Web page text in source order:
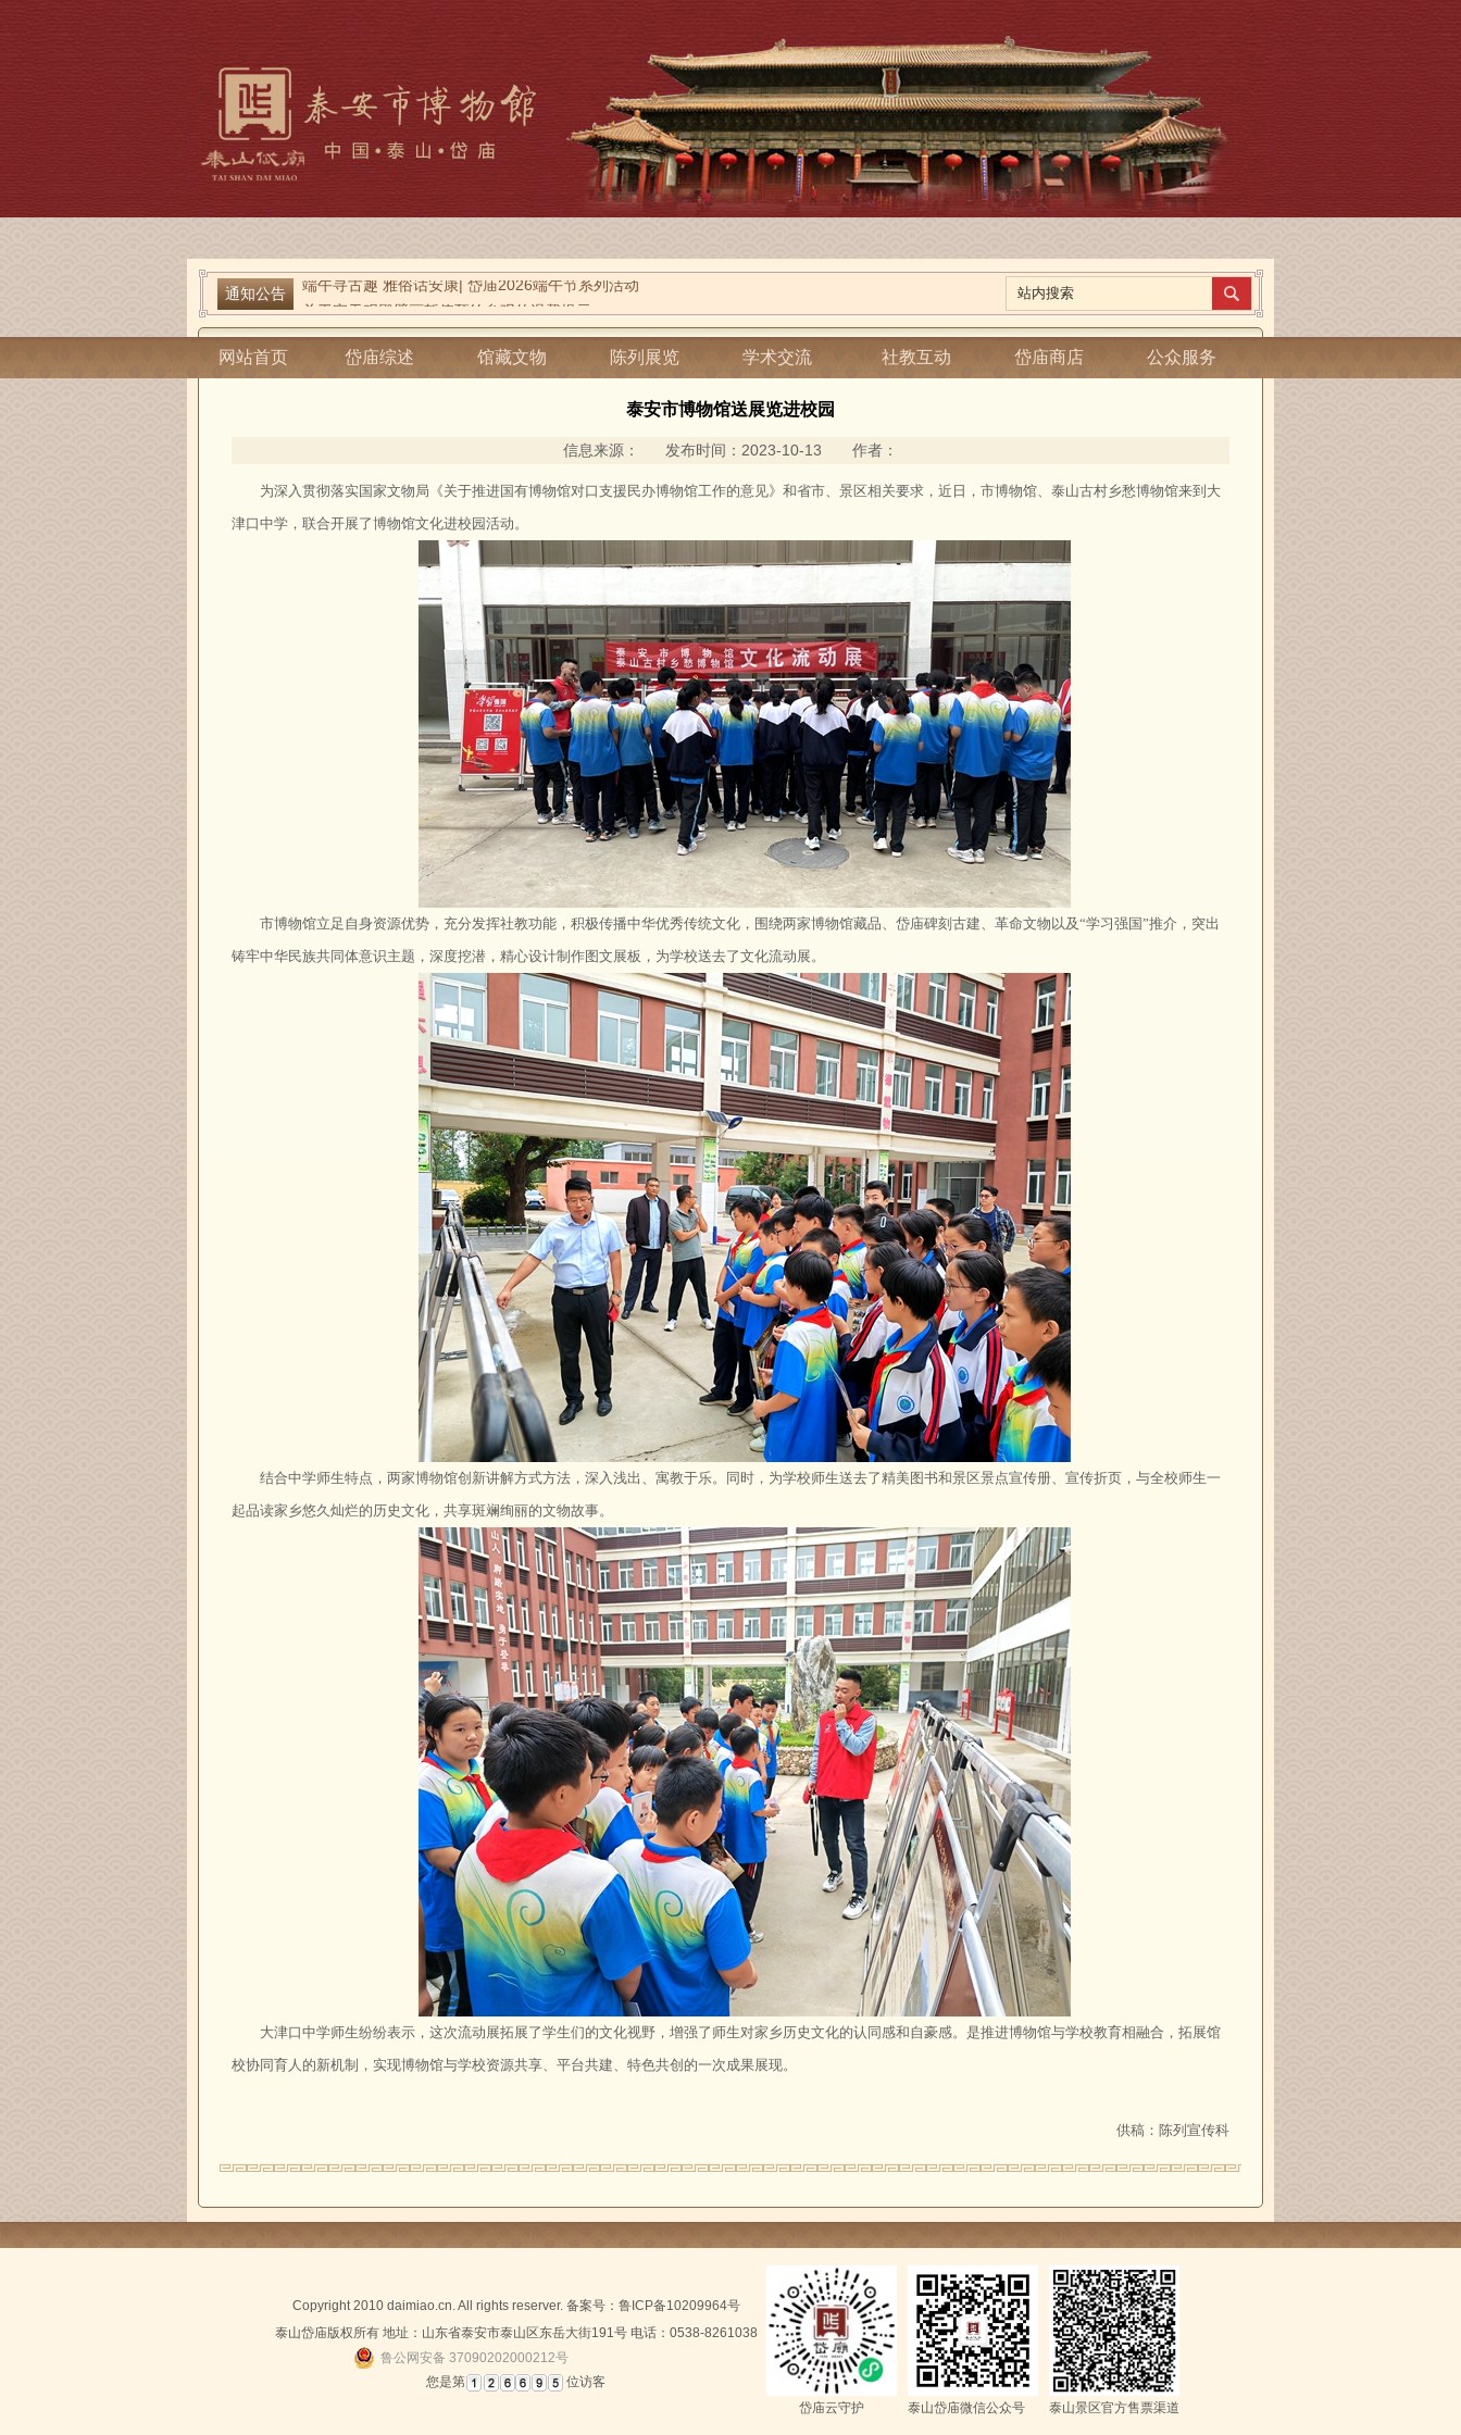
网站首页 岱庙综述 馆藏文物 陈列展览 学术交流 社教互动 岱庙商店 公众服务
通知公告
端午寻古趣 雅俗话安康| 岱庙2026端午节系列活动
关于宋天贶殿壁画暂停预约参观的温馨提示
当前位置：
泰安市博物馆-社教互动 社教活动
泰安市博物馆送展览进校园
信息来源： 发布时间：2023-10-13 作者：
为深入贯彻落实国家文物局《关于推进国有博物馆对口支援民办博物馆工作的意见》和省市、景区相关要求，近日，市博物馆、泰山古村乡愁博物馆来到大
津口中学，联合开展了博物馆文化进校园活动。
市博物馆立足自身资源优势，充分发挥社教功能，积极传播中华优秀传统文化，围绕两家博物馆藏品、岱庙碑刻古建、革命文物以及“学习强国”推介，突出
铸牢中华民族共同体意识主题，深度挖潜，精心设计制作图文展板，为学校送去了文化流动展。
结合中学师生特点，两家博物馆创新讲解方式方法，深入浅出、寓教于乐。同时，为学校师生送去了精美图书和景区景点宣传册、宣传折页，与全校师生一
起品读家乡悠久灿烂的历史文化，共享斑斓绚丽的文物故事。
大津口中学师生纷纷表示，这次流动展拓展了学生们的文化视野，增强了师生对家乡历史文化的认同感和自豪感。是推进博物馆与学校教育相融合，拓展馆
校协同育人的新机制，实现博物馆与学校资源共享、平台共建、特色共创的一次成果展现。
供稿：陈列宣传科
Copyright 2010 daimiao.cn. All rights reserver. 备案号： 鲁ICP备10209964号
泰山岱庙版权所有 地址：山东省泰安市泰山区东岳大街191号 电话：0538-8261038
鲁公网安备 37090202000212号
您是第
位访客
泰山景区官方售票渠道
泰山岱庙微信公众号
岱庙云守护